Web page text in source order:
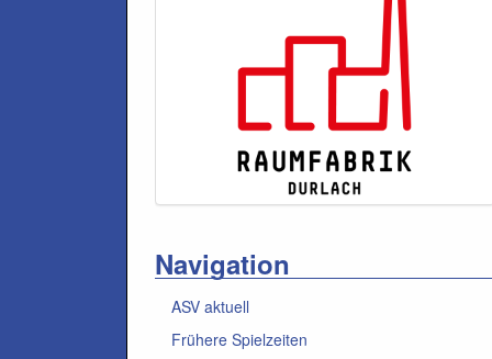
Navigation
ASV aktuell
Frühere Spielzeiten